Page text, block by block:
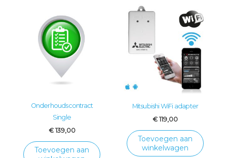
Onderhoudscontract
Single
€139,00
Toevoegen aan
Mitsubishi WiFi adapter
€ 119,00
Toevoegen aan
winkelwagen